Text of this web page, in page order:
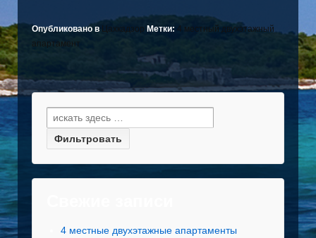
Опубликовано в Цахкадзор Метки: 4 местный двухэтажный
апартамент
4 местные двухэтажные апартаменты